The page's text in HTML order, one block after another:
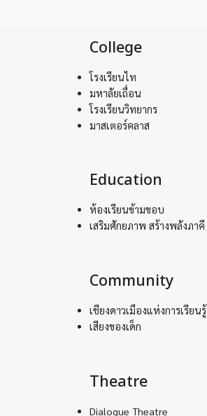
College
โรงเรียนไท
มหาลัยเถื่อน
โรงเรียนวิทยากร
มาสเตอร์คลาส
Education
ห้องเรียนข้ามขอบ
เสริมศักยภาพ สร้างพลังภาคี
Community
เชียงดาวเมืองแห่งการเรียนรู้
เสียงของเด็ก
Theatre
Dialogue Theatre